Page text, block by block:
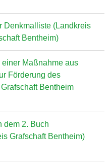
Denkmalliste (Landkreis
Bentheim)
Maßnahme aus
Förderung des
Bentheim
dem 2. Buch
Grafschaft Bentheim)